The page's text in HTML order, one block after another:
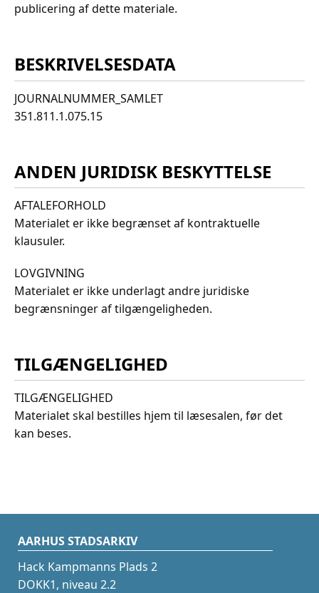
publicering af dette materiale.
BESKRIVELSESDATA
JOURNALNUMMER_SAMLET
351.811.1.075.15
ANDEN JURIDISK BESKYTTELSE
AFTALEFORHOLD
Materialet er ikke begrænset af kontraktuelle
klausuler.
LOVGIVNING
Materialet er ikke underlagt andre juridiske
begrænsninger af tilgængeligheden.
TILGÆNGELIGHED
TILGÆNGELIGHED
Materialet skal bestilles hjem til læsesalen, før det
kan beses.
AARHUS STADSARKIV
Hack Kampmanns Plads 2
DOKK1, niveau 2.2